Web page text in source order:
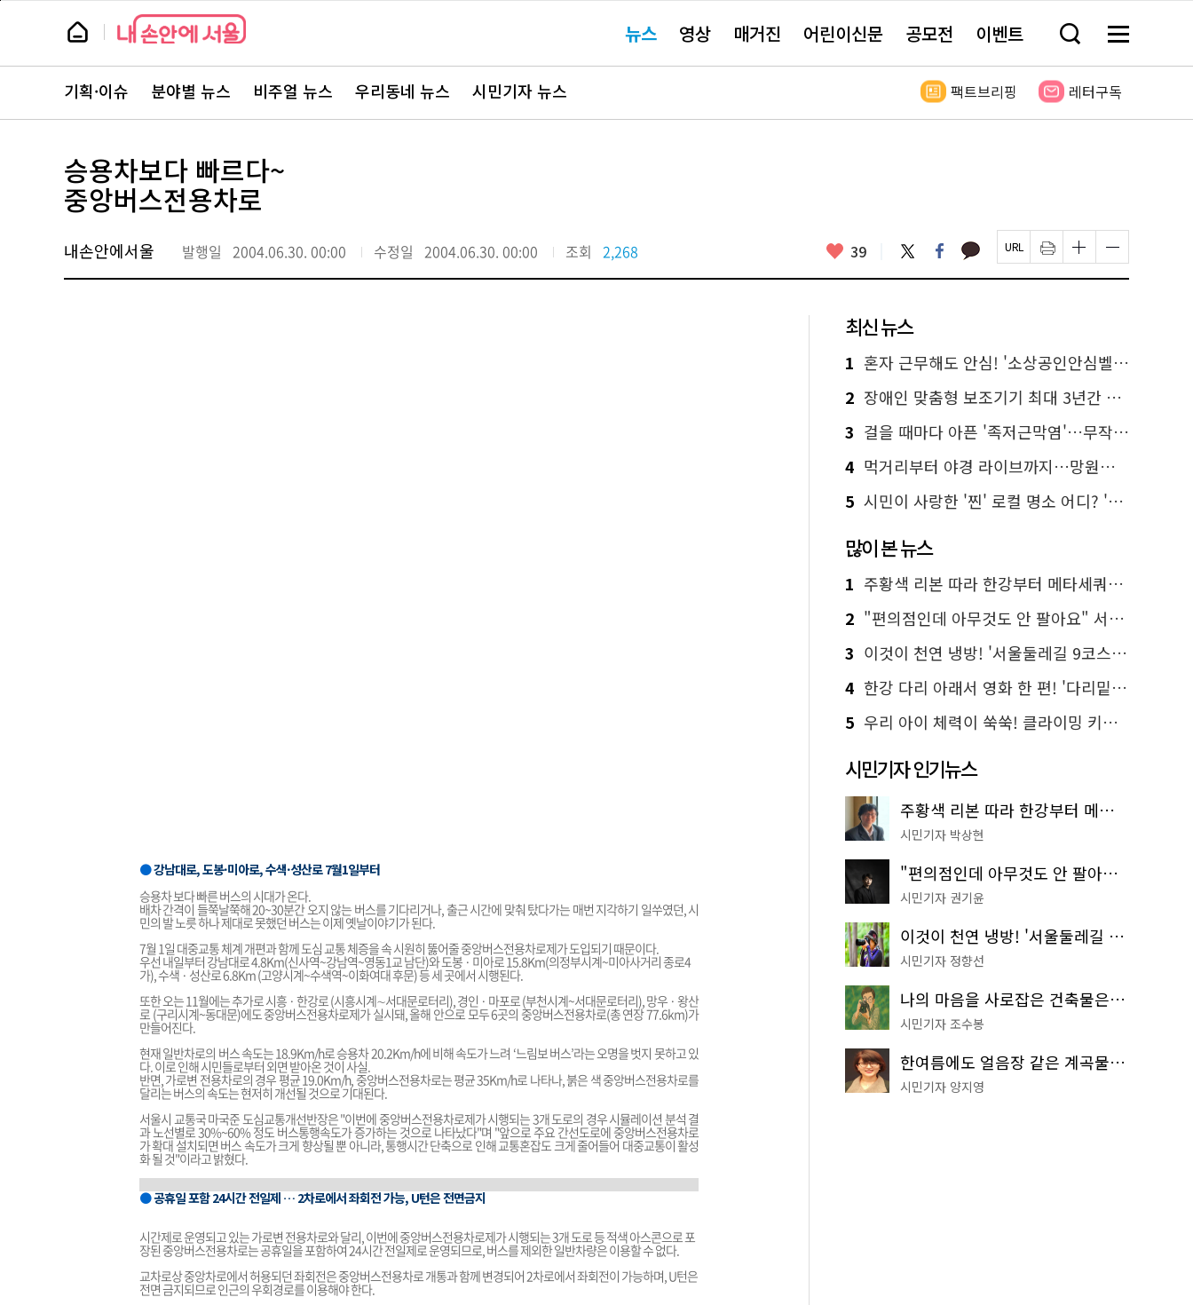
본
뉴
스 요뉴스 영상 매거진 어린이신문 공모전 이벤트 검
창
기
메
전
보
뉴
스
주
서
바
로
가
기
기획·이슈 분야별 뉴스 비주얼 뉴스 우리동네 뉴스 시민기자 뉴스 팩트브리핑 레터구독
승용차보다 빠르다~
중앙버스전용차로
내손안에서울 발행일 2004.06.30. 00:00 수정일 2004.06.30. 00:00 조회 2,268 좋
요
39 트
위
터
페
이
스
카
카 페
이
지
인
쇄
하
글
자
크
하
기
글
자
크
하
기
●강남대로, 도봉·미아로, 수색·성산로 7월1일부터
승용차 보다 빠른 버스의 시대가 온다.
배차 간격이 들쭉날쭉해 20~30분간 오지 않는 버스를 기다리거나, 출근 시간에 맞춰 탔다가는 매번 지각하기 일쑤였던, 시
민의 발 노릇 하나 제대로 못했던 버스는 이제 옛날이야기가 된다.
7월 1일 대중교통 체계 개편과 함께 도심 교통 체증을 속 시원히 뚫어줄 중앙버스전용차로제가 도입되기 때문이다.
우선 내일부터 강남대로 4.8Km(신사역~강남역~영동1교 남단)와 도봉 · 미아로 15.8Km(의정부시계~미아사거리 종로4
가), 수색 · 성산로 6.8Km (고양시계~수색역~이화여대 후문) 등 세 곳에서 시행된다.
또한 오는 11월에는 추가로 시흥 · 한강로 (시흥시계∼서대문로터리), 경인 · 마포로 (부천시계~서대문로터리), 망우 · 왕산
로 (구리시계~동대문)에도 중앙버스전용차로제가 실시돼, 올해 안으로 모두 6곳의 중앙버스전용차로(총 연장 77.6km)가
만들어진다.
현재 일반차로의 버스 속도는 18.9Km/h로 승용차 20.2Km/h에 비해 속도가 느려 ‘느림보 버스’라는 오명을 벗지 못하고 있
다. 이로 인해 시민들로부터 외면 받아온 것이 사실.
반면, 가로변 전용차로의 경우 평균 19.0Km/h, 중앙버스전용차로는 평균 35Km/h로 나타나, 붉은 색 중앙버스전용차로를
달리는 버스의 속도는 현저히 개선될 것으로 기대된다.
서울시 교통국 마국준 도심교통개선반장은 "이번에 중앙버스전용차로제가 시행되는 3개 도로의 경우 시뮬레이션 분석 결
과 노선별로 30%~60% 정도 버스통행속도가 증가하는 것으로 나타났다"며 "앞으로 주요 간선도로에 중앙버스전용차로
가 확대 설치되면 버스 속도가 크게 향상될 뿐 아니라, 통행시간 단축으로 인해 교통혼잡도 크게 줄어들어 대중교통이 활성
화 될 것"이라고 밝혔다.
●공휴일 포함 24시간 전일제 … 2차로에서 좌회전 가능, U턴은 전면금지
시간제로 운영되고 있는 가로변 전용차로와 달리, 이번에 중앙버스전용차로제가 시행되는 3개 도로 등 적색 아스콘으로 포
장된 중앙버스전용차로는 공휴일을 포함하여 24시간 전일제로 운영되므로, 버스를 제외한 일반차량은 이용할 수 없다.
교차로상 중앙차로에서 허용되던 좌회전은 중앙버스전용차로 개통과 함께 변경되어 2차로에서 좌회전이 가능하며, U턴은
전면 금지되므로 인근의 우회경로를 이용해야 한다.
최신 뉴스
1 혼자 근무해도 안심! '소상공인안심벨' 신청하세요
2 장애인 맞춤형 보조기기 최대 3년간 무상 대여…삶의 질 높인다
3 걸을 때마다 아픈 '족저근막염'…무작정 참지 말고 '이것' 해보세요!
4 먹거리부터 야경 라이브까지…망원한강공원 알짜 코스
5 시민이 사랑한 '찐' 로컬 명소 어디? '서울에디션25' 추천 코스
많이 본 뉴스
1 주황색 리본 따라 한강부터 메타세쿼이아 숲길까지…서울둘레길 15코스
2 "편의점인데 아무것도 안 팔아요" 서울에서 가장 특별한 편의점의 정체
3 이것이 천연 냉방! '서울둘레길 9코스'로 숲속 피서 떠나볼까
4 한강 다리 아래서 영화 한 편! '다리밑 영화관' 무료 상영
5 우리 아이 체력이 쑥쑥! 클라이밍 키즈카페·어린이 체력장
시민기자 인기뉴스
주황색 리본 따라 한강부터 메타세쿼이아 숲길까지…서울둘레길 15코스
시민기자 박상현
"편의점인데 아무것도 안 팔아요" 서울에서 가장 특별한 편의점의 정체
시민기자 권기윤
이것이 천연 냉방! '서울둘레길 9코스'로 숲속 피서 떠나볼까
시민기자 정향선
나의 마음을 사로잡은 건축물은? '서울시 건축상' 수상작 공개!
시민기자 조수봉
한여름에도 얼음장 같은 계곡물! 서울 '진관사 계곡'이 천국이네~
시민기자 양지영
페